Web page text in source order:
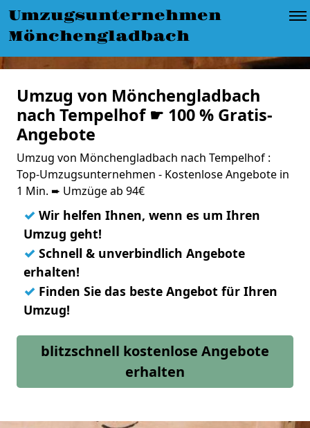
Umzugsunternehmen
Mönchengladbach
Umzug von Mönchengladbach
nach Tempelhof ☛ 100 % Gratis-
Angebote
Umzug von Mönchengladbach nach Tempelhof :
Top-Umzugsunternehmen - Kostenlose Angebote in
1 Min. ➨ Umzüge ab 94€
✓ Wir helfen Ihnen, wenn es um Ihren
Umzug geht!
✓ Schnell & unverbindlich Angebote
erhalten!
✓ Finden Sie das beste Angebot für Ihren
Umzug!
blitzschnell kostenlose Angebote
erhalten